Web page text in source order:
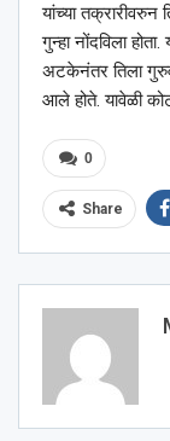
यांच्या तक्रारीवरुन
गुन्हा नोंदविला
अटकेनंतर तिला
आले होते. यावेळी
0
Share